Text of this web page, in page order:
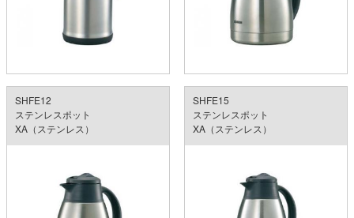
SHFE12
ステンレスポット
XA（ステンレス）
SHFE15
ステンレスポット
XA（ステンレス）